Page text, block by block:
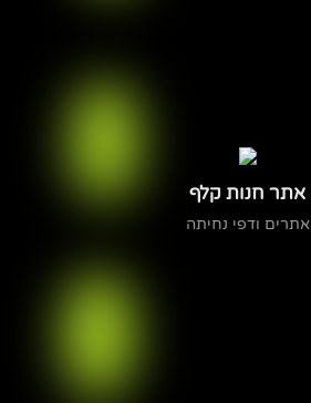
אתר חנות קלף
אתרים ודפי נחיתה